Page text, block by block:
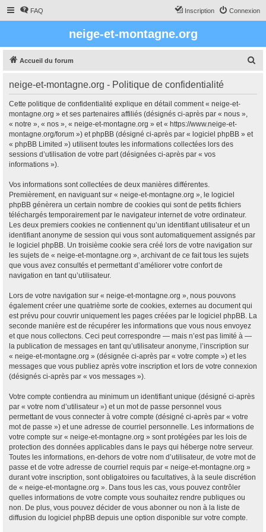
FAQ Connexion
Inscription
neige-et-montagne.org
Accueil du forum
neige-et-montagne.org - Politique de confidentialité
Cette politique de confidentialité explique en détail comment « neige-et-
montagne.org » et ses partenaires affiliés (désignés ci-après par « nous »,
« notre », « nos », « neige-et-montagne.org » et « https://www.neige-et-
montagne.org/forum ») et phpBB (désigné ci-après par « logiciel phpBB » et
« phpBB Limited ») utilisent toutes les informations collectées lors des
sessions d’utilisation de votre part (désignées ci-après par « vos
informations »).
Vos informations sont collectées de deux manières différentes.
Premièrement, en naviguant sur « neige-et-montagne.org », le logiciel
phpBB génèrera un certain nombre de cookies qui sont de petits fichiers
téléchargés temporairement par le navigateur internet de votre ordinateur.
Les deux premiers cookies ne contiennent qu’un identifiant utilisateur et un
identifiant anonyme de session qui vous sont automatiquement assignés par
le logiciel phpBB. Un troisième cookie sera créé lors de votre navigation sur
les sujets de « neige-et-montagne.org », archivant de ce fait tous les sujets
que vous avez consultés et permettant d’améliorer votre confort de
navigation en tant qu’utilisateur.
Lors de votre navigation sur « neige-et-montagne.org », nous pouvons
également créer une quatrième sorte de cookies, externes au document qui
est prévu pour couvrir uniquement les pages créées par le logiciel phpBB. La
seconde manière est de récupérer les informations que vous nous envoyez
et que nous collectons. Ceci peut correspondre — mais n’est pas limité à —
la publication de messages en tant qu’utilisateur anonyme, l’inscription sur
« neige-et-montagne.org » (désignée ci-après par « votre compte ») et les
messages que vous publiez après votre inscription et lors de votre connexion
(désignés ci-après par « vos messages »).
Votre compte contiendra au minimum un identifiant unique (désigné ci-après
par « votre nom d’utilisateur ») et un mot de passe personnel vous
permettant de vous connecter à votre compte (désigné ci-après par « votre
mot de passe ») et une adresse de courriel personnelle. Les informations de
votre compte sur « neige-et-montagne.org » sont protégées par les lois de
protection des données applicables dans le pays qui héberge notre serveur.
Toutes les informations, en-dehors de votre nom d’utilisateur, de votre mot de
passe et de votre adresse de courriel requis par « neige-et-montagne.org »
durant votre inscription, sont obligatoires ou facultatives, à la seule discrétion
de « neige-et-montagne.org ». Dans tous les cas, vous pouvez contrôler
quelles informations de votre compte vous souhaitez rendre publiques ou
non. De plus, vous pouvez décider de vous abonner ou non à la liste de
diffusion du logiciel phpBB depuis une option disponible sur votre compte.